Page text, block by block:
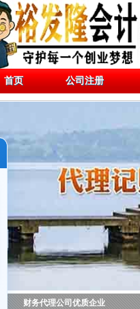
首页 公司注册
财务代理公司优质企业